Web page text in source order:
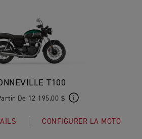
T100
De 12 195,00 $
CONFIGURER LA MOTO